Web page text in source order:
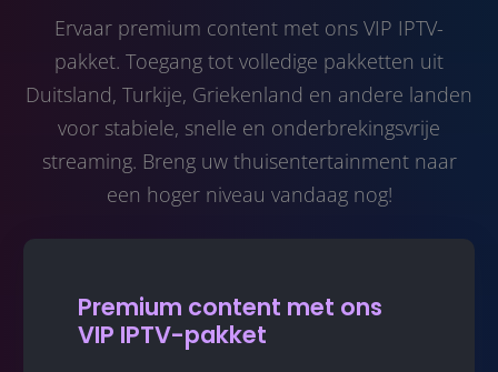
Ervaar premium content met ons VIP IPTV-
pakket. Toegang tot volledige pakketten uit
Duitsland, Turkije, Griekenland en andere landen
voor stabiele, snelle en onderbrekingsvrije
streaming. Breng uw thuisentertainment naar
een hoger niveau vandaag nog!
Premium content met ons
VIP IPTV-pakket